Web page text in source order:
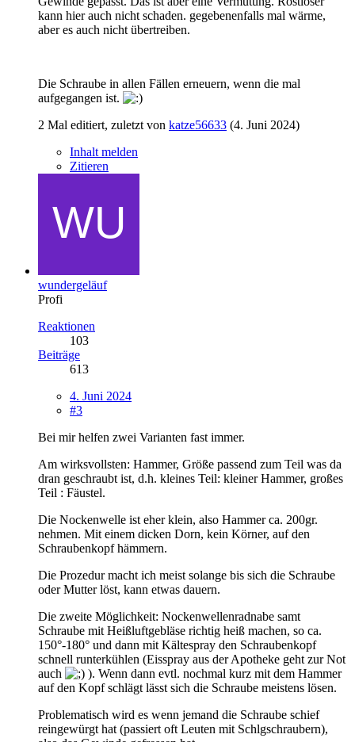
kann hier auch nicht schaden. gegebenenfalls mal wärme,
aber es auch nicht übertreiben.
Die Schraube in allen Fällen erneuern, wenn die mal
aufgegangen ist.
2 Mal editiert, zuletzt von katze56633 (4. Juni 2024)
Inhalt melden
Zitieren
wundergeläuf
Profi
Reaktionen
103
Beiträge
613
4. Juni 2024
#3
Bei mir helfen zwei Varianten fast immer.
Am wirksvollsten: Hammer, Größe passend zum Teil was da
dran geschraubt ist, d.h. kleines Teil: kleiner Hammer, großes
Teil : Fäustel.
Die Nockenwelle ist eher klein, also Hammer ca. 200gr.
nehmen. Mit einem dicken Dorn, kein Körner, auf den
Schraubenkopf hämmern.
Die Prozedur macht ich meist solange bis sich die Schraube
oder Mutter löst, kann etwas dauern.
Die zweite Möglichkeit: Nockenwellenradnabe samt
Schraube mit Heißluftgebläse richtig heiß machen, so ca.
150°-180° und dann mit Kältespray den Schraubenkopf
schnell runterkühlen (Eisspray aus der Apotheke geht zur Not
auch
). Wenn dann evtl. nochmal kurz mit dem Hammer
auf den Kopf schlägt lässt sich die Schraube meistens lösen.
Problematisch wird es wenn jemand die Schraube schief
reingewürgt hat (passiert oft Leuten mit Schlgschraubern),